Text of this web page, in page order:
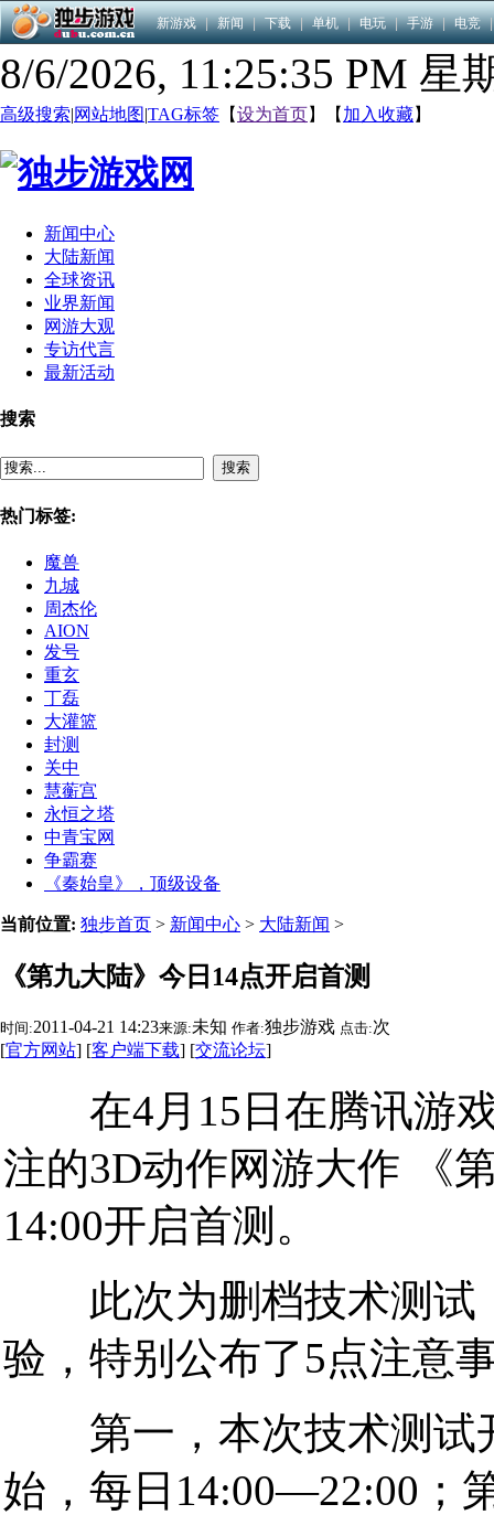
新游戏 | 新闻 | 下载 | 单机 | 电玩 | 手游 | 电竞 |
8/6/2026, 11:25:36 PM 星
高级搜索|网站地图|TAG标签 【设为首页】【 加入收藏】
新闻中心
大陆新闻
全球资讯
业界新闻
网游大观
专访代言
最新活动
搜索
搜索
热门标签:
魔兽
九城
周杰伦
AION
发号
重玄
丁磊
大灌篮
封测
关中
慧蘅宫
永恒之塔
中青宝网
争霸赛
《秦始皇》，顶级设备
当前位置: 独步首页 > 新闻中心 > 大陆新闻 >
《第九大陆》今日14点开启首测
时间:2011-04-21 14:23来源:未知 作者:独步游戏 点击:次
[官方网站] [客户端下载] [交流论坛]
在4月15日在腾讯游戏
注的3D动作网游大作 《
14:00开启首测。
此次为删档技术测试
验，特别公布了5点注意
第一，本次技术测试
始，每日14:00—22:00；